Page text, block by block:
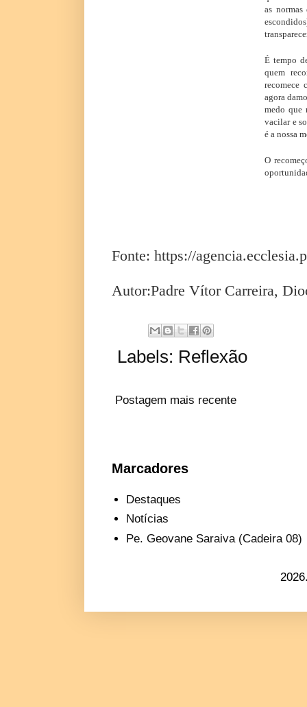
as normas
É tempo
quem
recomece
agora
medo que
vacilar e
é a nossa
O
Fonte: https://
Autor:Padre Vítor Carreira,
Labels: Reflexão
Postagem mais recente
Marcadores
Destaques
Notícias
Pe. Geovane Saraiva (Cadeira 08)